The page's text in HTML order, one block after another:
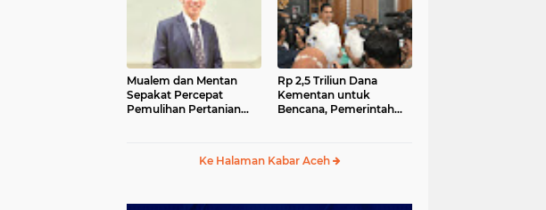
Mualem dan Mentan
Sepakat Percepat
Pemulihan Pertanian
Rp 2,5 Triliun Dana
Kementan untuk
Bencana, Pemerintah
Ke Halaman Kabar Aceh